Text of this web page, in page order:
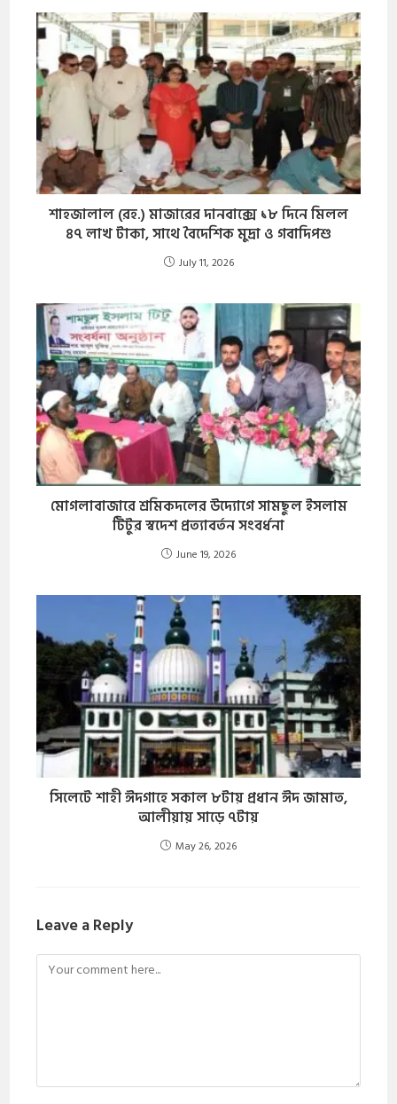
শাহজালাল (রহ.) মাজারের দানবাক্সে ১৮ দিনে মিলল
৪৭ লাখ টাকা, সাথে বৈদেশিক মুদ্রা ও গবাদিপশু
July 11, 2026
মোগলাবাজারে শ্রমিকদলের উদ্যোগে সামছুল ইসলাম
টিটুর স্বদেশ প্রত্যাবর্তন সংবর্ধনা
June 19, 2026
সিলেটে শাহী ঈদগাহে সকাল ৮টায় প্রধান ঈদ জামাত,
আলীয়ায় সাড়ে ৭টায়
May 26, 2026
Leave a Reply